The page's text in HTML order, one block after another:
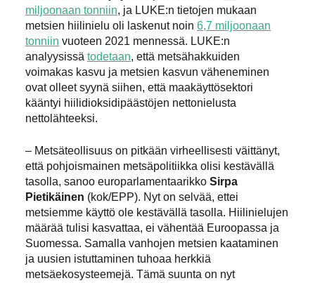
miljoonaan tonniin, ja LUKE:n tietojen mukaan
metsien hiilinielu oli laskenut noin 6,7 miljoonaan
tonniin vuoteen 2021 mennessä. LUKE:n
analyysissä todetaan, että metsähakkuiden
voimakas kasvu ja metsien kasvun väheneminen
ovat olleet syynä siihen, että maakäyttösektori
kääntyi hiilidioksidipäästöjen nettonielusta
nettolähteeksi.
– Metsäteollisuus on pitkään virheellisesti väittänyt,
että pohjoismainen metsäpolitiikka olisi kestävällä
tasolla, sanoo europarlamentaarikko Sirpa
Pietikäinen (kok/EPP). Nyt on selvää, ettei
metsiemme käyttö ole kestävällä tasolla. Hiilinielujen
määrää tulisi kasvattaa, ei vähentää Euroopassa ja
Suomessa. Samalla vanhojen metsien kaataminen
ja uusien istuttaminen tuhoaa herkkiä
metsäekosysteemejä. Tämä suunta on nyt